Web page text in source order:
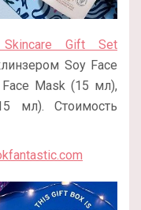
Gift Set
Soy Face
Mask (15 мл),
мл). Стоимость